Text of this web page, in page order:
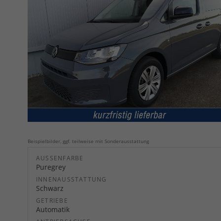
Beispielbilder, ggf. teilweise mit Sonderausstattung
AUSSENFARBE
Puregrey
INNENAUSSTATTUNG
Schwarz
GETRIEBE
Automatik